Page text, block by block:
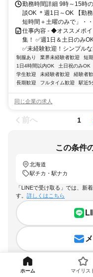
勤務時間詳細 9時～15時
談OK ＊週1日～OK 【勤
短時間＋土曜のみで」・
仕事内容 - ◆オススメポ
集！ ✅週1日＆土日のみ
✅未経験歓迎！シンプル
制服あり 業界未経験者歓迎 短
1日4時間以内OK
土日祝のみOK
学生歓迎
未経験者歓迎 経験者
長期歓迎
フルタイム歓迎 駅近5
同じ企業の求人
前へ 1
この条件
北海道
駅チカ・駅ナカ
「LINEで受け取る」では、新
す。 詳しくはこちら
ホーム マイリス